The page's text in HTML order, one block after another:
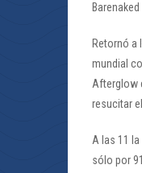
Retornó a
mundial
Afterglow
resucitar
A las 11
sólo por